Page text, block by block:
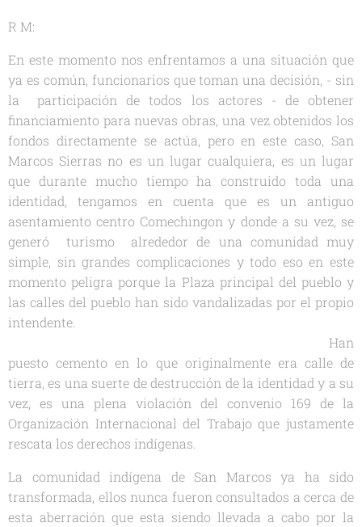
R M:
En este momento nos enfrentamos a una situación que
ya es común, funcionarios que toman una decisión, - sin
la participación de todos los actores - de obtener
financiamiento para nuevas obras, una vez obtenidos los
fondos directamente se actúa, pero en este caso, San
Marcos Sierras no es un lugar cualquiera, es un lugar
que durante mucho tiempo ha construido toda una
identidad, tengamos en cuenta que es un antiguo
asentamiento centro Comechingon y donde a su vez, se
generó turismo alrededor de una comunidad muy
simple, sin grandes complicaciones y todo eso en este
momento peligra porque la Plaza principal del pueblo y
las calles del pueblo han sido vandalizadas por el propio
intendente.
Han
puesto cemento en lo que originalmente era calle de
tierra, es una suerte de destrucción de la identidad y a su
vez, es una plena violación del convenio 169 de la
Organización Internacional del Trabajo que justamente
rescata los derechos indígenas.
La comunidad indígena de San Marcos ya ha sido
transformada, ellos nunca fueron consultados a cerca de
esta aberración que esta siendo llevada a cabo por la